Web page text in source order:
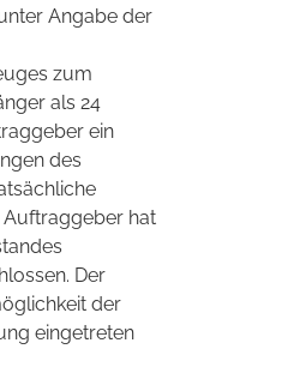
Angabe der
zum
als 24
ein
des
Auftraggeber hat
Der
der
eingetreten